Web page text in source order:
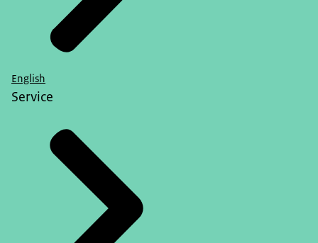
English
Service